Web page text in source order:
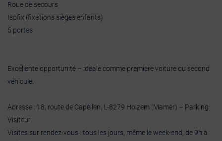
Roue de secours
Isofix (fixations sièges enfants)
5 portes
Excellente opportunité – idéale comme première voiture ou second
véhicule.
Adresse : 18, route de Capellen, L-8279 Holzem (Mamer) – Parking
Visiteur
Visites sur rendez-vous : tous les jours, même le week-end, de 9h à